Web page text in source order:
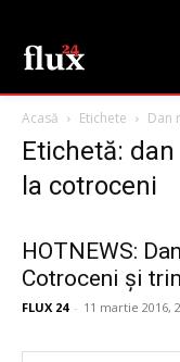
Acasă Etichete Dan
Etichetă:
la cotroceni
HOTNEWS:
Cotroceni și
FLUX 24 - 11 martie 2016,